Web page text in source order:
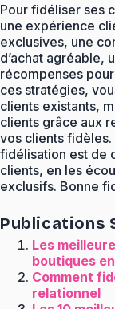
Pour fidéliser ses
une expérience
exclusives, une
d’achat agréable,
récompenses
ces stratégies,
clients existants,
clients grâce aux
vos clients fidèles.
fidélisation est de
clients, en les
exclusifs. Bonne
Publications
Les
boutiques
Comment
relationnel